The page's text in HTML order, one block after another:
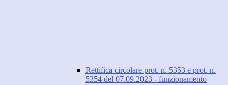
Rettifica circolare prot. n. 5353 e prot. n.
5354 del 07.09.2023 - funzionamento